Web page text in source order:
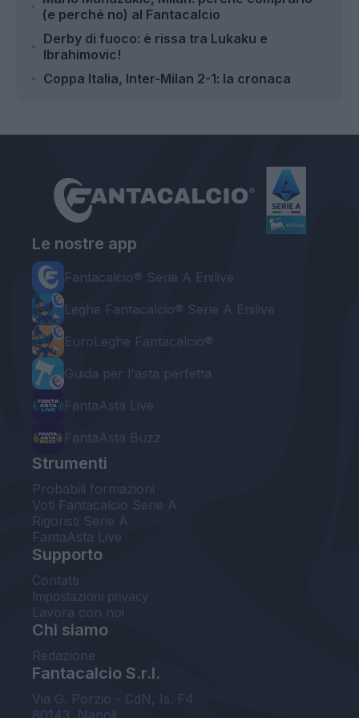
(e perché no) al Fantacalcio
Derby di fuoco: è rissa tra Lukaku e
Ibrahimovic!
Coppa Italia, Inter-Milan 2-1: la cronaca
Le nostre app
Fantacalcio® Serie A Enilive
Leghe Fantacalcio® Serie A Enilive
EuroLeghe Fantacalcio®
Guida per l'asta perfetta
FantaAsta Live
FantaAsta Buzz
Strumenti
Probabili formazioni
Voti Fantacalcio Serie A
Rigoristi Serie A
FantaAsta Live
Supporto
Contatti
Impostazioni privacy
Lavora con noi
Chi siamo
Redazione
Fantacalcio S.r.l.
Via G. Porzio - CdN, Is. F4